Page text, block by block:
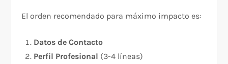
El orden recomendado para máximo impacto es:
Datos de Contacto
Perfil Profesional (3-4 líneas)